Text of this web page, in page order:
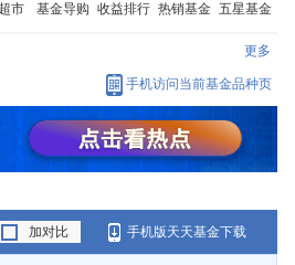
市
基金导购 收益排行 热销基金 五星基金
更多
手机访问当前基金品种页
加对比 手机版天天基金下载